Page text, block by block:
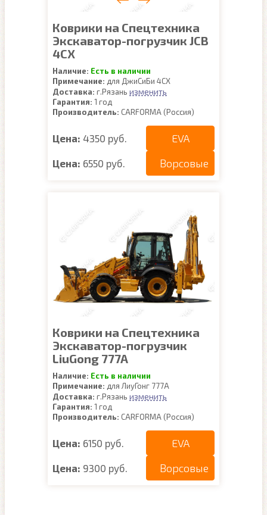
Коврики на Спецтехника
Экскаватор-погрузчик JCB
4CX
Наличие: Есть в наличии
Примечание: для ДжиСиБи 4СХ
Доставка: г.Рязань изменить
Гарантия: 1 год
Производитель: CARFORMA (Россия)
Цена: 4350 руб. EVA
Цена: 6550 руб. Ворсовые
Коврики на Спецтехника
Экскаватор-погрузчик
LiuGong 777A
Наличие: Есть в наличии
Примечание: для ЛиуГонг 777А
Доставка: г.Рязань изменить
Гарантия: 1 год
Производитель: CARFORMA (Россия)
Цена: 6150 руб. EVA
Цена: 9300 руб. Ворсовые